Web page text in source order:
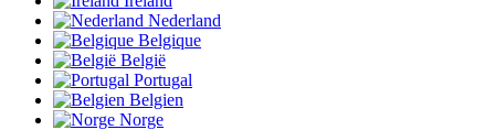
Nederland
Belgique
België
Portugal
Belgien
Norge